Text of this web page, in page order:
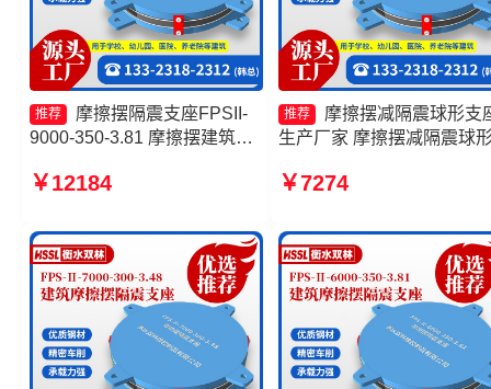
推荐
摩擦摆隔震支座FPSII-
9000-350-3.81 摩擦摆建筑隔
擦摆支座厂家 FPS隔震支座源
￥12184
推荐
摩擦摆减隔震球形支
生产厂家 摩擦摆减隔震球
9000-300-3.48源头工厂 摩
￥7274